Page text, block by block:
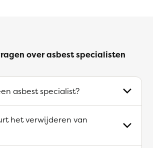
over asbest specialisten
asbest specialist?
het verwijderen van